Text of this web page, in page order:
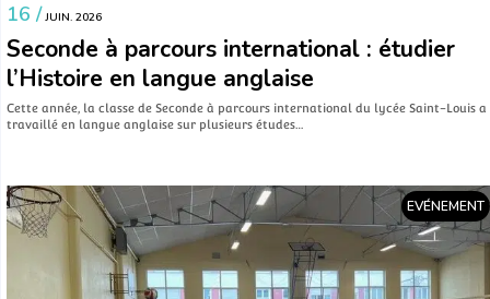
16 / JUIN. 2026
Seconde à parcours international : étudier
l’Histoire en langue anglaise
Cette année, la classe de Seconde à parcours international du lycée Saint-Louis a
travaillé en langue anglaise sur plusieurs études…
EVÉNEMENT